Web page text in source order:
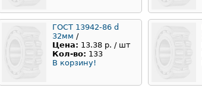
ГОСТ 13942-86 d
32мм /
Цена: 13.38 р. / шт
Кол-во: 133
В корзину!